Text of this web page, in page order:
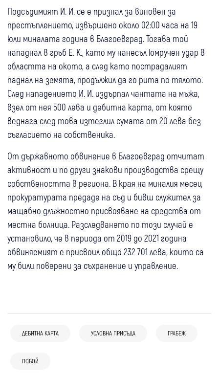
Подсъдимият И. И. се е признал за виновен за
престъплението, извършено около 02:00 часа на 19
юли миналата година в Благоевград. Тогава той
нападнал в гръб Е. К., като му нанесъл юмручен удар в
областта на окото, а след като пострадалият
паднал на земята, продължил да го рита по тялото.
След нападението И. И. издърпал чантата на мъжа,
взел от нея 500 лева и дебитна карта, от която
веднага след това изтеглил сумата от 20 лева без
съгласието на собственика.
От държавното обвинение в Благоевград отчитат
активност и по други знакови производства срещу
собствеността в региона. В края на миналия месец
прокуратурата предаде на съд и бивш служител за
мащабно длъжностно присвояване на средства от
местна болница. Разследването по този случай е
установило, че в периода от 2019 до 2021 година
обвиняемият е присвоил общо 232 701 лева, които са
му били поверени за съхранение и управление.
ДЕБИТНА КАРТА УСЛОВНА ПРИСЪДА ГРАБЕЖ
ПОБОЙ
Задържаха домашен насилник от Петрич
Задържаха мъж за побой над жената, с
37-годишен мъж почина след жесток
Трън